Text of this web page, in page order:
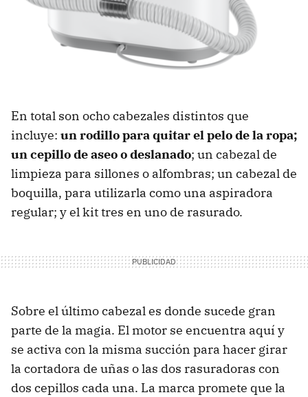
En total son ocho cabezales distintos que
incluye: un rodillo para quitar el pelo de la ropa;
un cepillo de aseo o deslanado; un cabezal de
limpieza para sillones o alfombras; un cabezal de
boquilla, para utilizarla como una aspiradora
regular; y el kit tres en uno de rasurado.
Sobre el último cabezal es donde sucede gran
parte de la magia. El motor se encuentra aquí y
se activa con la misma succión para hacer girar
la cortadora de uñas o las dos rasuradoras con
dos cepillos cada una. La marca promete que la